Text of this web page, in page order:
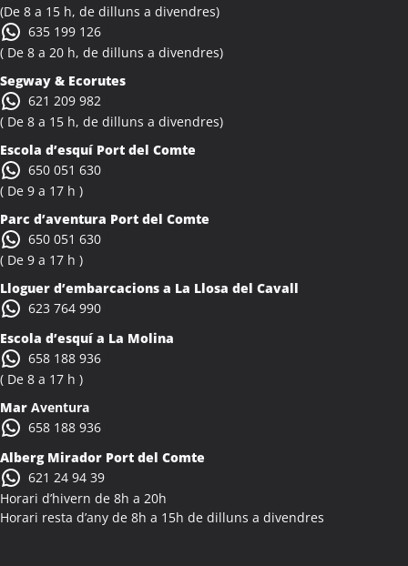
(De 8 a 15 h, de dilluns a divendres)
635 199 126
( De 8 a 20 h, de dilluns a divendres)
Segway & Ecorutes
621 209 982
( De 8 a 15 h, de dilluns a divendres)
Escola d’esquí Port del Comte
650 051 630
( De 9 a 17 h )
Parc d’aventura Port del Comte
650 051 630
( De 9 a 17 h )
Lloguer d’embarcacions a La Llosa del Cavall
623 764 990
Escola d’esquí a La Molina
658 188 936
( De 8 a 17 h )
Mar Aventura
658 188 936
Alberg Mirador Port del Comte
621 24 94 39
Horari d’hivern de 8h a 20h
Horari resta d’any de 8h a 15h de dilluns a divendres